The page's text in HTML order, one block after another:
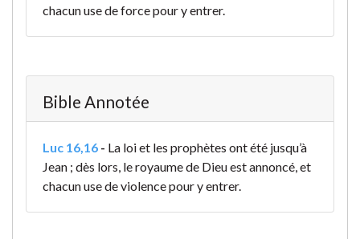
chacun use de force pour y entrer.
Bible Annotée
Luc 16,16 - La loi et les prophètes ont été jusqu’à
Jean ; dès lors, le royaume de Dieu est annoncé, et
chacun use de violence pour y entrer.